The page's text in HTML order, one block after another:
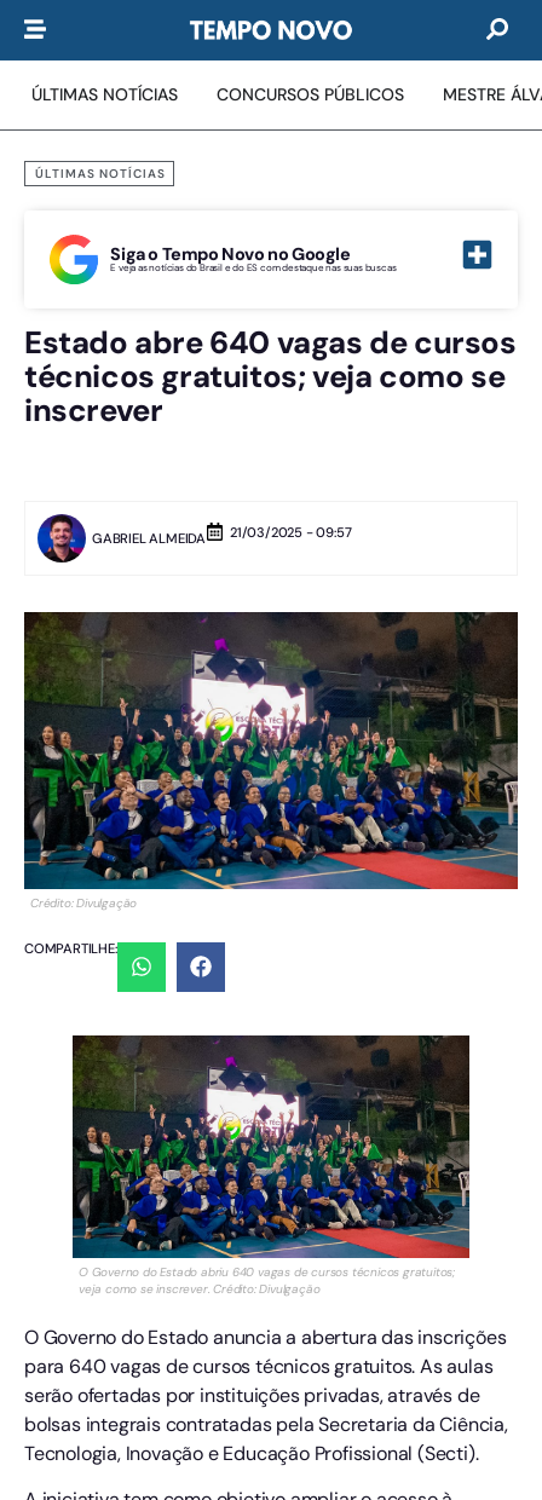
ÚLTIMAS NOTÍCIAS CONCURSOS PÚBLICOS MESTRE
ÚLTIMAS NOTÍCIAS
Siga o Tempo Novo no Google
E veja as notícias do Brasil e do ES com destaque nas suas buscas
Estado abre 640 vagas de cursos
técnicos gratuitos; veja como se
inscrever
GABRIEL ALMEIDA 21/03/2025 - 09:57
Crédito: Divulgação
COMPARTILHE:
O Governo do Estado abriu 640 vagas de cursos técnicos gratuitos;
veja como se inscrever. Crédito: Divulgação
O Governo do Estado anuncia a abertura das inscrições
para 640 vagas de cursos técnicos gratuitos. As aulas
serão ofertadas por instituições privadas, através de
bolsas integrais contratadas pela Secretaria da Ciência,
Tecnologia, Inovação e Educação Profissional (Secti).